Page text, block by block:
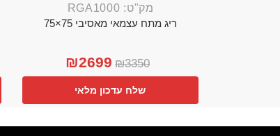
מק"ט: RGA1000
ריג מתח עצמאי מאסיבי 75×75
₪3350
₪2699
שלח עדכון מלאי